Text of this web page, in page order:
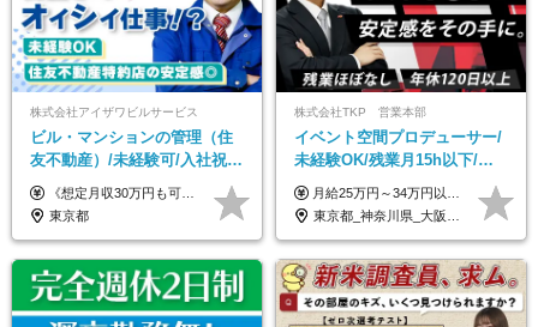
株式会社アイザワビルサービス
ビル・マンションの管理（住
友不動産）/未経験可/入社祝い
金10万円/月収30万円可/40～
50代活躍/S102
《想定月収30万円も可能！/想定年収380万円》 ■月給24万5000円以上＋賞与年2回(2カ月/2025年実績)＋時間外手当＋資格手当＋役職手当＋交通費 ………… ≪昇給、賞与、および各種諸手当について≫ ◇入社お祝い金（10万円 ※3カ月精勤後支給） ◇昇給/年1回 ◇賞与/年2回(2カ月/2025年実績) ◇時間外手当 ◇資格手当 └・ビル設備管理技能士1級（1万円/月） ・ビル設備管理技能士2級（5000円/月） ・建築物環境衛生管理技術者（1万円/月） ・防火管理技能者（3000円/月） ・消防設備士乙4類（3000円/月） 他 ◇役職手当 └・班長/サブリーダー/リーダー（5000円～2万円/月） ◇物件手当（最大2万円 ※物件により異なる） ◇退職金あり ※経験・年齢・能力を考慮した上、当社規定により優遇いたします。 ※3カ月の試用期間あり。その間の給与や福利厚生に差異はありません。 《モデル年収》 ・入社1年/35歳：年収380万円 ・入社3年/38歳：年収400万円
東京都
株式会社TKP 営業本部
イベント空間プロデューサー/
未経験OK/残業月15h以下/豊
富な福利厚生/全国募集/平均有
給取得日数14.9日
月給25万円～34万円以上＋各種手当＋残業代＋賞与年2回（昨年度2～4ヶ月分） 初年度想定年収：350万円～ ＜クラス・経験別の月給目安＞ ■メンバークラス：月給25万円以上 ■店長やSVなどのマネジメント経験者：月給30万円～スタート可 ■リーダークラス：月給34万円以上 ※月給は配属エリア・経験・能力を考慮して決定します（前職の経験・収入をお聞かせください）。 ※上記にはみなし残業手当20～30時間分（メンバー：3万1134円以上、経験5年以上：5万2448円以上、リーダー：5万9441円以上）を含みます。 ※超過分は別途支給いたします。
東京都_神奈川県_大阪府_愛知県_北海道_宮城県_静岡県_京都府_広島県_福岡県